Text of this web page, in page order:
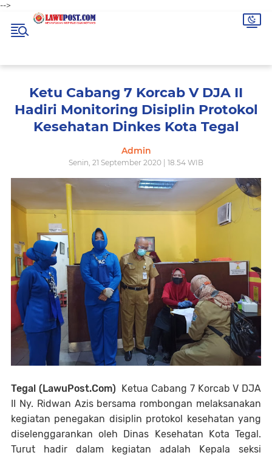
-->
Ketu Cabang 7 Korcab V DJA II
Hadiri Monitoring Disiplin Protokol
Kesehatan Dinkes Kota Tegal
Admin
Senin, 21 September 2020 | 18.54 WIB
Tegal (LawuPost.Com) Ketua Cabang 7 Korcab V DJA
II Ny. Ridwan Azis bersama rombongan melaksanakan
kegiatan penegakan disiplin protokol kesehatan yang
diselenggarankan oleh Dinas Kesehatan Kota Tegal.
Turut hadir dalam kegiatan adalah Kepala seksi